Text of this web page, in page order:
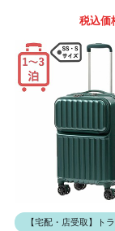
税込
【宅配・店受取】ト